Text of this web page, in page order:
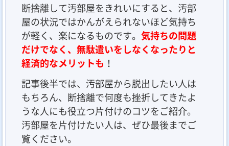
断捨離して汚部屋をきれいにすると、汚部
屋の状況ではかんがえられないほど気持ち
が軽く、楽になるものです。 気持ちの問題
だけでなく、無駄遣いをしなくなったりと
経済的なメリットも ！
記事後半では、汚部屋から脱出したい人は
もちろん、断捨離で何度も挫折してきたよ
うな人にも役立つ片付けのコツをご紹介。
汚部屋を片付けたい人は、ぜひ最後までご
覧ください。